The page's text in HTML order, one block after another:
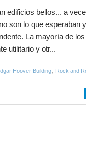
edificios bellos... a
son lo que esperaban
La mayoría de
utilitario y otr...
Hoover Building, Rock and